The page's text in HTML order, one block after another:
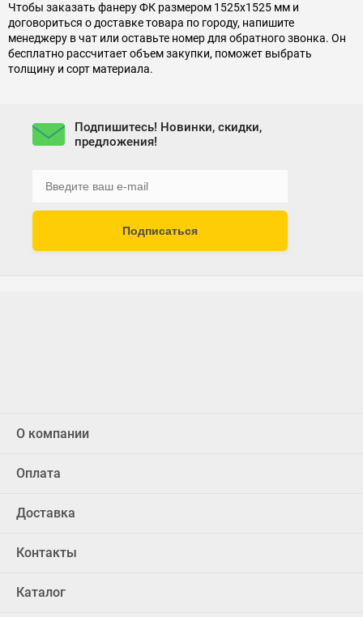
Чтобы заказать фанеру ФК размером 1525x1525 мм и
договориться о доставке товара по городу, напишите
менеджеру в чат или оставьте номер для обратного звонка. Он
бесплатно рассчитает объем закупки, поможет выбрать
толщину и сорт материала.
Подпишитесь! Новинки, скидки,
предложения!
Подписаться
О компании
Оплата
Доставка
Контакты
Каталог